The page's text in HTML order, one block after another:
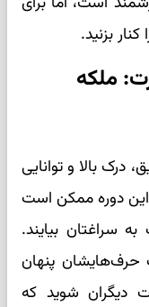
بزنید.
ملکه
بالا و توانایی
دوره ممکن است
سراغتان بیایند.
پنهان
دیگران شوید که